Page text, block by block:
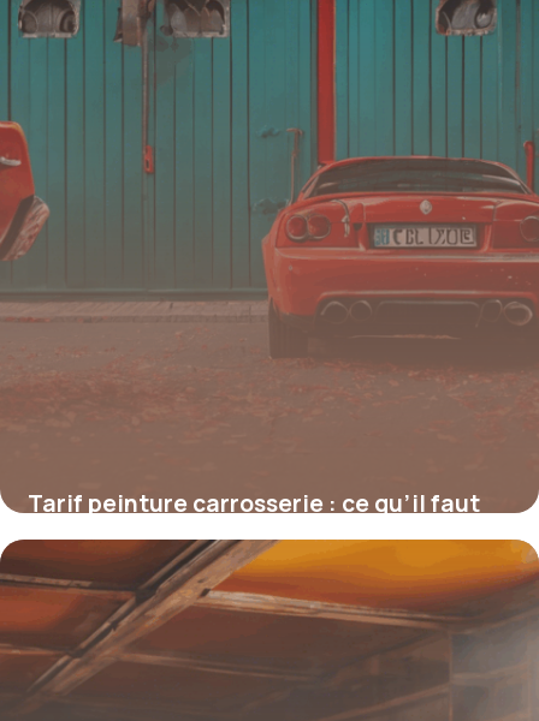
Tarif peinture carrosserie : ce qu’il faut
vraiment savoir avant de se lancer
4 juillet 2025